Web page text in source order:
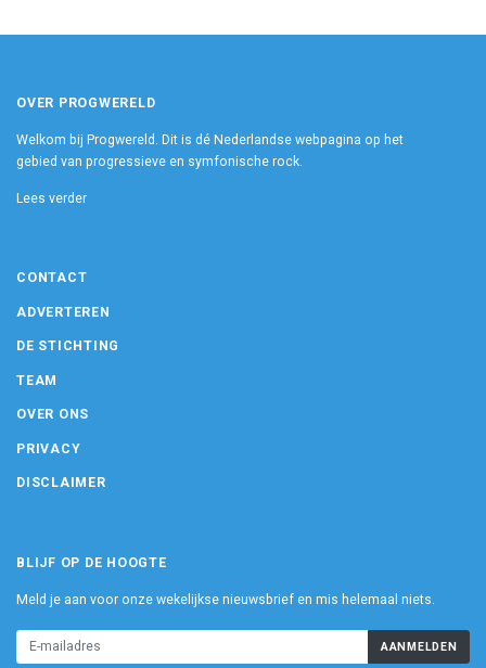
OVER PROGWERELD
Welkom bij Progwereld. Dit is dé Nederlandse webpagina op het
gebied van progressieve en symfonische rock.
Lees verder
CONTACT
ADVERTEREN
DE STICHTING
TEAM
OVER ONS
PRIVACY
DISCLAIMER
BLIJF OP DE HOOGTE
Meld je aan voor onze wekelijkse nieuwsbrief en mis helemaal niets.
AANMELDEN